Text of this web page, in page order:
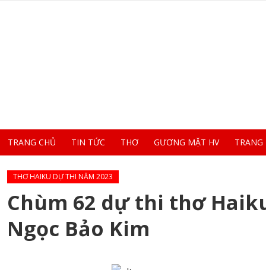
TRANG CHỦ TIN TỨC THƠ GƯƠNG MẶT HV
THƠ HAIKU DỰ THI NĂM 2023
Chùm 62 dự thi thơ
Ngọc Bảo Kim